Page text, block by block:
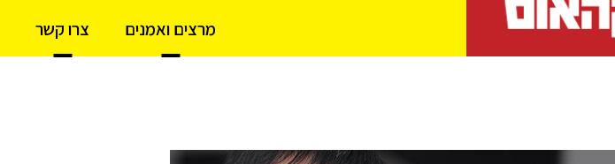
מרצים ואמנים צרו קשר